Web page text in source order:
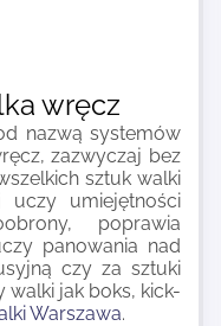
wręcz
nazwą systemów
zazwyczaj bez
sztuk walki
uczy umiejętności
poprawia
panowania nad
czy za sztuki
walki jak boks, kick-
Warszawa.